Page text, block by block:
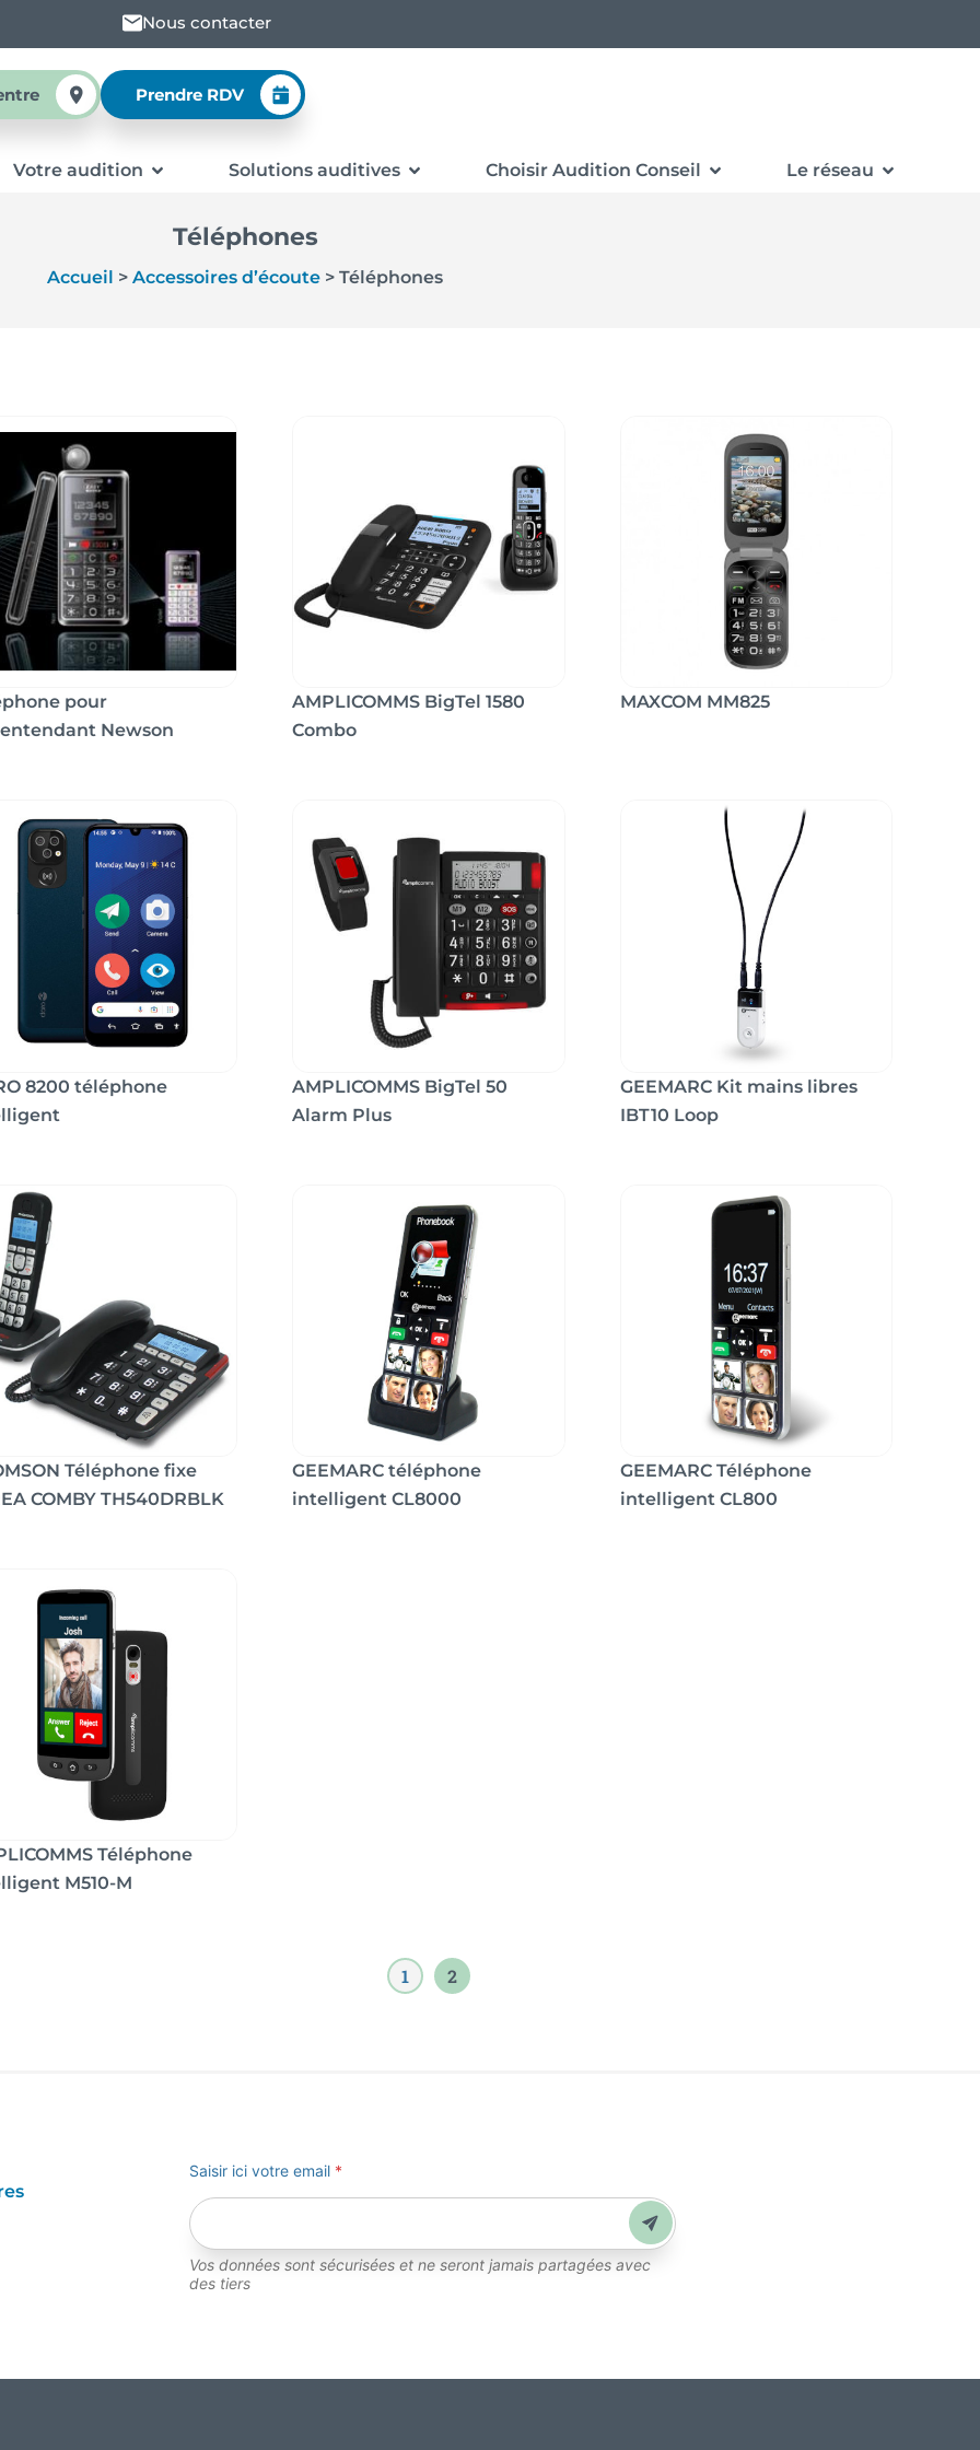
Nous contacter
Prendre RDV
Votre audition Solutions auditives Choisir Audition Conseil Le réseau
Téléphones
Accueil > Accessoires d’écoute > Téléphones
pour
Newson
AMPLICOMMS BigTel 1580
Combo
MAXCOM MM825
8200 téléphone
AMPLICOMMS BigTel 50
Alarm Plus
GEEMARC Kit mains libres
IBT10 Loop
Téléphone fixe
COMBY TH540DRBLK
GEEMARC téléphone
intelligent CL8000
GEEMARC Téléphone
intelligent CL800
Téléphone
M510-M
1 2
Saisir ici votre email *
Vos données sont sécurisées et ne seront jamais partagées avec
des tiers
Envoyer